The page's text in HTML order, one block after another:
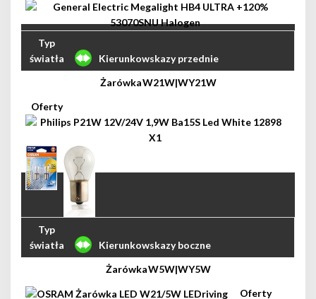
Kierunkowskazy przednie
W21W|WY21W
Kierunkowskazy boczne
W5W|WY5W